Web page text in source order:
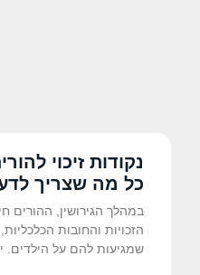
נקודות זיכוי
כל מה שצריך
במהלך הגירושין, ההורים
הזכויות והחובות
שמגיעות להם על הילדים.